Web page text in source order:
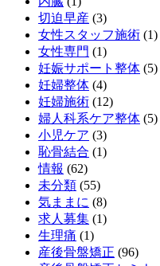
切迫早産 (3)
女性スタッフ施術 (1)
女性専門 (1)
妊娠サポート整体 (5)
妊婦整体 (4)
妊婦施術 (12)
婦人科系ケア整体 (5)
小児ケア (3)
恥骨結合 (1)
情報 (62)
未分類 (55)
気ままに (8)
求人募集 (1)
生理痛 (1)
産後骨盤矯正 (96)